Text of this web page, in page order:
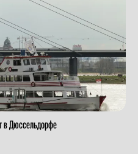
в Дюссельдорфе